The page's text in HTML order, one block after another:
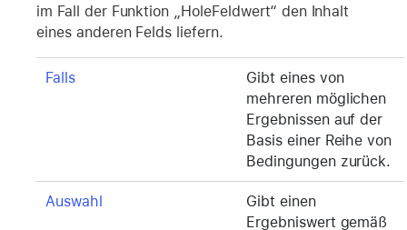
im Fall der Funktion „HoleFeldwert“ den Inhalt
eines anderen Felds liefern.
Falls
Gibt eines von
mehreren möglichen
Ergebnissen auf der
Basis einer Reihe von
Bedingungen zurück.
Auswahl
Gibt einen
Ergebniswert gemäß